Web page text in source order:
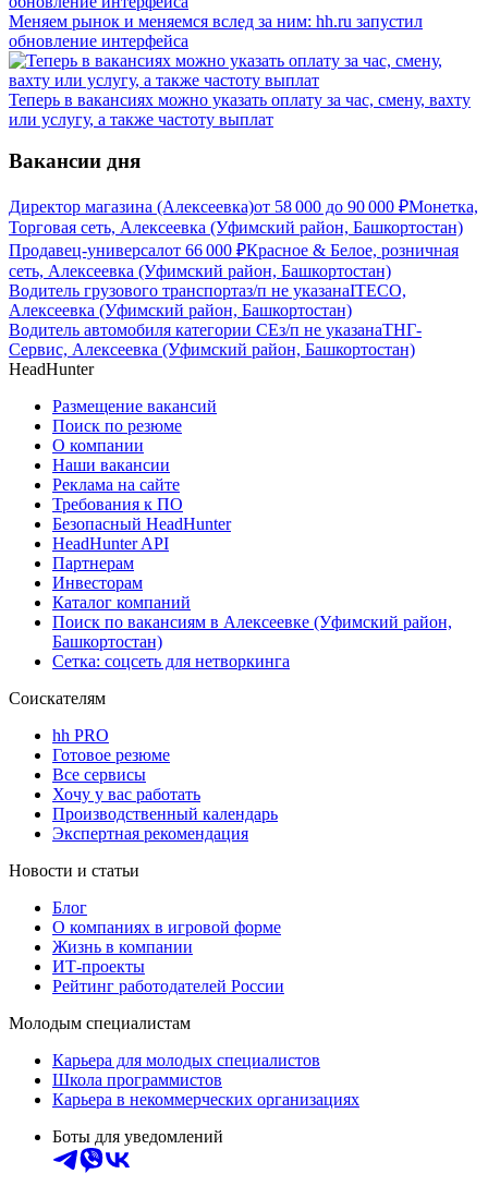
Меняем рынок и меняемся вслед за ним: hh.ru запустил
обновление интерфейса
Теперь в вакансиях можно указать оплату за час, смену, вахту
или услугу, а также частоту выплат
Вакансии дня
Директор магазина (Алексеевка)от 58 000 до 90 000 ₽Монетка,
Торговая сеть, Алексеевка (Уфимский район, Башкортостан)
Продавец-универсалот 66 000 ₽Красное & Белое, розничная
сеть, Алексеевка (Уфимский район, Башкортостан)
Водитель грузового транспортаз/п не указанаITECO,
Алексеевка (Уфимский район, Башкортостан)
Водитель автомобиля категории CЕз/п не указанаТНГ-
Сервис, Алексеевка (Уфимский район, Башкортостан)
HeadHunter
Размещение вакансий
Поиск по резюме
О компании
Наши вакансии
Реклама на сайте
Требования к ПО
Безопасный HeadHunter
HeadHunter API
Партнерам
Инвесторам
Каталог компаний
Поиск по вакансиям в Алексеевке (Уфимский район,
Башкортостан)
Сетка: соцсеть для нетворкинга
Соискателям
hh PRO
Готовое резюме
Все сервисы
Хочу у вас работать
Производственный календарь
Экспертная рекомендация
Новости и статьи
Блог
О компаниях в игровой форме
Жизнь в компании
ИТ-проекты
Рейтинг работодателей России
Молодым специалистам
Карьера для молодых специалистов
Школа программистов
Карьера в некоммерческих организациях
Боты для уведомлений